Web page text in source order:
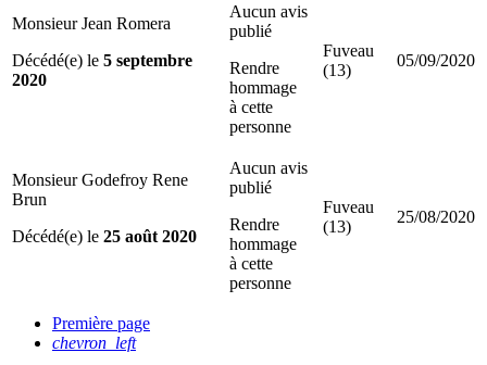
Monsieur Jean Romera
Décédé(e) le 5 septembre
2020
Aucun avis
publié
Rendre
hommage
à cette
personne
Fuveau
(13)
05/09/2020
Monsieur Godefroy Rene
Brun
Décédé(e) le 25 août 2020
Aucun avis
publié
Rendre
hommage
à cette
personne
Fuveau
(13)
25/08/2020
Première page
chevron_left